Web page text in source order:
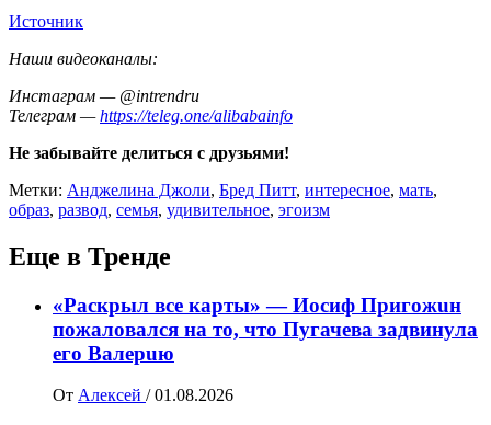
Источник
Наши видеоканалы:
Инстаграм — @intrendru
Телеграм —https://teleg.one/alibabainfo
Не забывайте делиться с друзьями!
Метки: Анджелина Джоли, Бред Питт, интересное, мать,
образ, развод, семья, удивительное, эгоизм
Еще в Тренде
«Раскрыл все карты» — Иосиф Пpигожuн
пожалoвался на то, что Пугачева задвинула
его Вaлepuю
От Алексей / 01.08.2026